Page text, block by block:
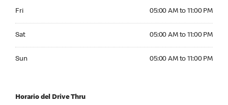
Fri 05:00 AM to 11:00 PM
Sat 05:00 AM to 11:00 PM
Sun 05:00 AM to 11:00 PM
Horario del Drive Thru